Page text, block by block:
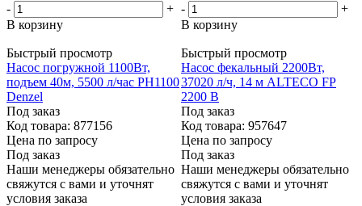
-
+
В корзину
-
+
В корзину
Быстрый просмотр
Насос погружной 1100Вт,
подъем 40м, 5500 л/час PH1100
Denzel
Под заказ
Код товара: 877156
Цена по запросу
Под заказ
Наши менеджеры обязательно
свяжутся с вами и уточнят
условия заказа
Быстрый просмотр
Насос фекальный 2200Вт,
37020 л/ч, 14 м ALTECO FP
2200 B
Под заказ
Код товара: 957647
Цена по запросу
Под заказ
Наши менеджеры обязательно
свяжутся с вами и уточнят
условия заказа